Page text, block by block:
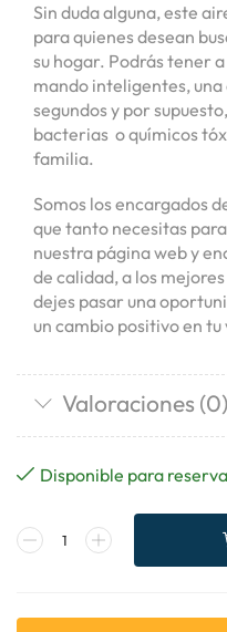
Sin duda alguna, este
para quienes desean
su hogar. Podrás tener
mando inteligentes,
segundos y por
bacterias o químicos
familia.
Somos los encargados
que tanto necesitas
nuestra página web y
de calidad, a los
dejes pasar una
un cambio positivo en tu
Valoraciones (0)
Disponible para reserva